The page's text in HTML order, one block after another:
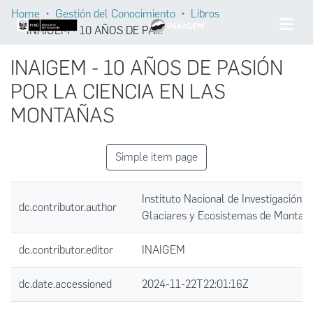
Home Gestión del Conocimiento
Libros
INAIGEM - 10 AÑOS DE PASIÓN POR LA CIENCIA EN LAS MONTAÑAS
INAIGEM - 10 AÑOS DE PASIÓN
POR LA CIENCIA EN LAS
MONTAÑAS
Simple item page
dc.contributor.author
Instituto Nacional de Investigación
Glaciares y Ecosistemas de
dc.contributor.editor INAIGEM
dc.date.accessioned 2024-11-22T22:01:16Z